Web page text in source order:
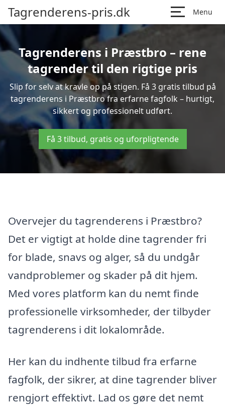
Tagrenderens-pris.dk Menu
Tagrenderens i Præstbro – rene
tagrender til den rigtige pris
Slip for selv at kravle op på stigen. Få 3 gratis tilbud på
tagrenderens i Præstbro fra erfarne fagfolk – hurtigt,
sikkert og professionelt udført.
Få 3 tilbud, gratis og uforpligtende
Overvejer du tagrenderens i Præstbro?
Det er vigtigt at holde dine tagrender fri
for blade, snavs og alger, så du undgår
vandproblemer og skader på dit hjem.
Med vores platform kan du nemt finde
professionelle virksomheder, der tilbyder
tagrenderens i dit lokalområde.
Her kan du indhente tilbud fra erfarne
fagfolk, der sikrer, at dine tagrender bliver
rengjort effektivt. Lad os gøre det nemt